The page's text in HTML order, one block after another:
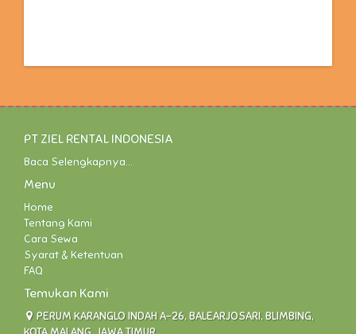
PT ZIEL RENTAL INDONESIA
Baca Selengkapnya...
Menu
Home
Tentang Kami
Cara Sewa
Syarat & Ketentuan
FAQ
Temukan Kami
PERUM KARANGLO INDAH A-26, BALEARJOSARI, BLIMBING,